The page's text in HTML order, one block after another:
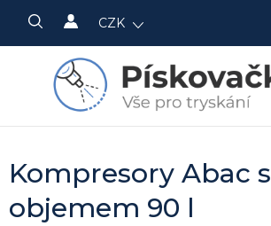
obsah
CZK
Kompresory Abac s
objemem 90 l